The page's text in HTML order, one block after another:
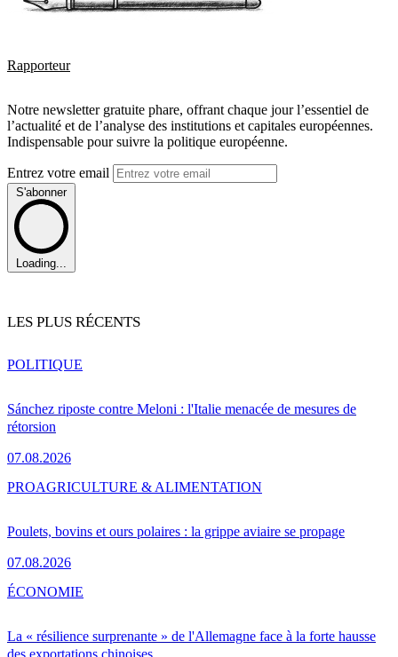
Rapporteur
Notre newsletter gratuite phare, offrant chaque jour l’essentiel de
l’actualité et de l’analyse des institutions et capitales européennes.
Indispensable pour suivre la politique européenne.
Entrez votre email
S'abonner
Loading...
LES PLUS RÉCENTS
Sánchez riposte contre Meloni : l'Italie menacée de mesures de
rétorsion
07.08.2026
POLITIQUE
Poulets, bovins et ours polaires : la grippe aviaire se propage
07.08.2026
PROAGRICULTURE & ALIMENTATION
La « résilience surprenante » de l'Allemagne face à la forte hausse
ÉCONOMIE